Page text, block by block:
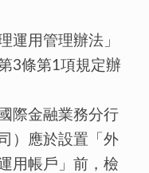
運用管理辦法」
3條第1項規定辦
際金融業務分行
）應於設置「外
用帳戶」前，檢